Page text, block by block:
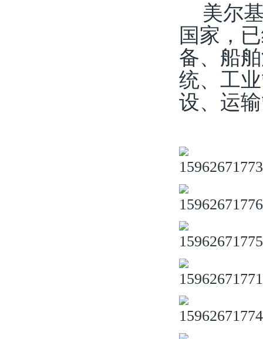
美尔基
国家，
备、船
统、工
设、运